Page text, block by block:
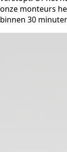
onze monteurs
binnen 30